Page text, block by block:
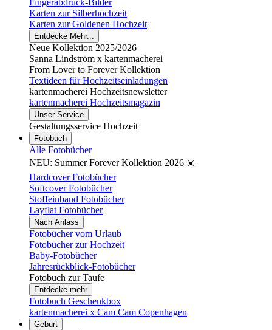
Fingerabdruck-Bilder
Karten zur Silberhochzeit
Karten zur Goldenen Hochzeit
Entdecke Mehr...
Neue Kollektion 2025/2026
Sanna Lindström x kartenmacherei
From Lover to Forever Kollektion
Textideen für Hochzeitseinladungen
kartenmacherei Hochzeitsnewsletter
kartenmacherei Hochzeitsmagazin
Unser Service
Gestaltungsservice Hochzeit
Fotobuch
Alle Fotobücher
NEU: Summer Forever Kollektion 2026 ☀️
Hardcover Fotobücher
Softcover Fotobücher
Stoffeinband Fotobücher
Layflat Fotobücher
Nach Anlass
Fotobücher vom Urlaub
Fotobücher zur Hochzeit
Baby-Fotobücher
Jahresrückblick-Fotobücher
Fotobuch zur Taufe
Entdecke mehr
Fotobuch Geschenkbox
kartenmacherei x Cam Cam Copenhagen
Geburt